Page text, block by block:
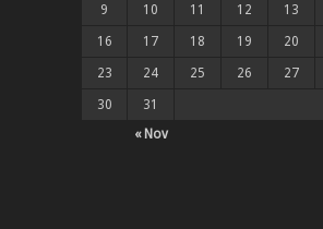
« Nov
9 10 11 12 13
16 17 18 19 20
23 24 25 26 27
30 31